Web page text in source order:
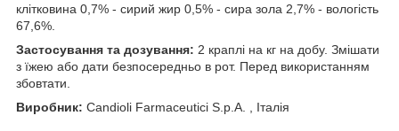
клітковина 0,7% - сирий жир 0,5% - сира зола 2,7% - вологість
67,6%.
Застосування та дозування: 2 краплі на кг на добу. Змішати
з їжею або дати безпосередньо в рот. Перед використанням
збовтати.
Виробник: Candioli Farmaceutici S.p.A. , Італія